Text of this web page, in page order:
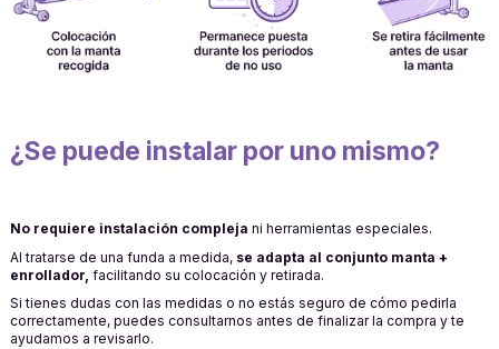
¿Se puede instalar por uno mismo?
No requiere instalación compleja ni herramientas especiales.
Al tratarse de una funda a medida, se adapta al conjunto manta +
enrollador, facilitando su colocación y retirada.
Si tienes dudas con las medidas o no estás seguro de cómo pedirla
correctamente, puedes consultarnos antes de finalizar la compra y te
ayudamos a revisarlo.